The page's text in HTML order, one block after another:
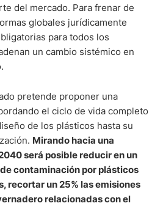
del mercado. Para frenar de
globales jurídicamente
para todos los
un cambio sistémico en
pretende proponer una
el ciclo de vida completo
de los plásticos hasta su
Mirando hacia una
será posible reducir en un
contaminación por plásticos
recortar un 25% las emisiones
relacionadas con el